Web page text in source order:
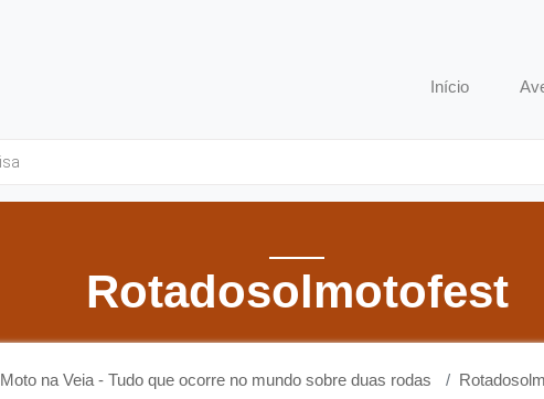
Início
Rotadosolmotofest
Moto na Veia - Tudo que ocorre no mundo sobre duas rodas